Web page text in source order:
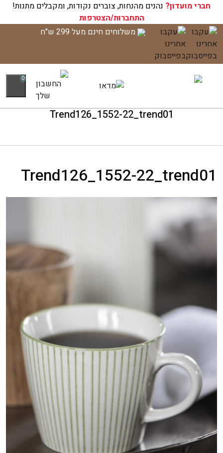
חברי מועדון? נהנים מהנחות, צוברים נקודות, ומקבלים מתנות!
התחברות/הצטרפות
דלג
לתוכן
משלוחים חינם מעל 299 ש"ח
0
עגלת הקניות שלך ריקה כעת!
Trend126_1552-22_trend01
Trend126_1552-22_trend01